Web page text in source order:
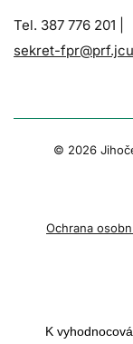
Tel. 387 776 201 |
sekret-
© 2026
Ochrana
K